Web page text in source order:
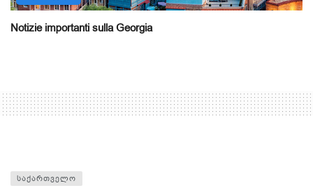
Notizie importanti sulla Georgia
ᲡᲐᲥᲐᲠᲗᲕᲔᲚᲝ